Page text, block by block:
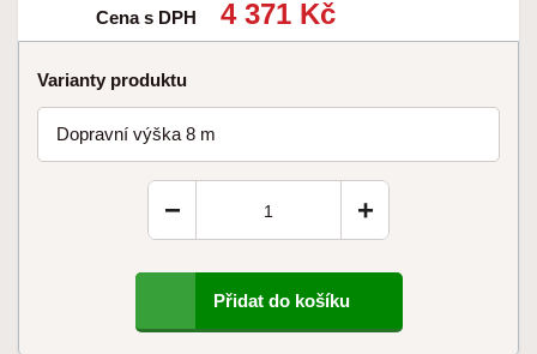
Cena s DPH 4 371 Kč
Varianty produktu
Dopravní výška 8 m
+
−
Přidat do košíku